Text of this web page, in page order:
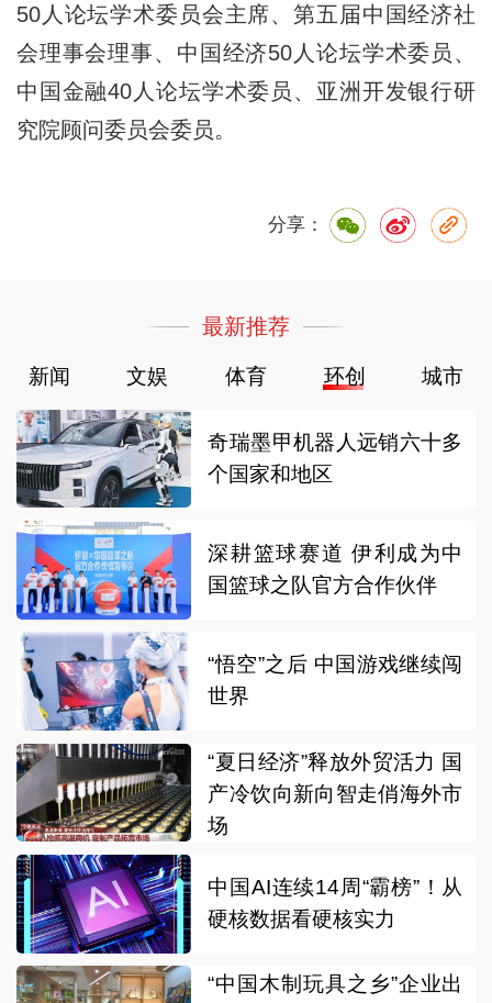
50人论坛学术委员会主席、第五届中国经济社
会理事会理事、中国经济50人论坛学术委员、
中国金融40人论坛学术委员、亚洲开发银行研
究院顾问委员会委员。
分享：
最新推荐
新闻 文娱 体育 环创 城市
奇瑞墨甲机器人远销六十多
个国家和地区
深耕篮球赛道 伊利成为中
国篮球之队官方合作伙伴
“悟空”之后 中国游戏继续闯
世界
“夏日经济”释放外贸活力 国
产冷饮向新向智走俏海外市
场
中国AI连续14周“霸榜”！从
硬核数据看硬核实力
“中国木制玩具之乡”企业出